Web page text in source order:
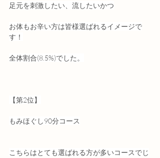
足元を刺激したい、流したいかつ
お体もお辛い方は皆様選ばれるイメージで
す！
全体割合(8.5%)でした。
【第2位】
もみほぐし90分コース
こちらはとても選ばれる方が多いコースでじ